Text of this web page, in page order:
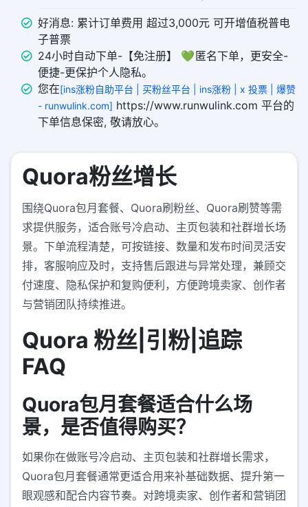
好消息: 累计订单费用 超过3,000元 可开增值税普电
子普票
24小时自动下单-【免注册】 💚 匿名下单，更安全-
便捷-更保护个人隐私。
您在[ins涨粉自助平台 | 买粉丝平台 | ins涨粉 | x 投票 | 爆赞
- runwulink.com] https://www.runwulink.com 平台的
下单信息保密, 敬请放心。
Quora粉丝增长
围绕Quora包月套餐、Quora刷粉丝、Quora刷赞等需
求提供服务，适合账号冷启动、主页包装和社群增长场
景。下单流程清楚，可按链接、数量和发布时间灵活安
排，客服响应及时，支持售后跟进与异常处理，兼顾交
付速度、隐私保护和复购便利，方便跨境卖家、创作者
与营销团队持续推进。
Quora 粉丝|引粉|追踪
FAQ
Quora包月套餐适合什么场
景，是否值得购买？
如果你在做账号冷启动、主页包装和社群增长需求，
Quora包月套餐通常更适合用来补基础数据、提升第一
眼观感和配合内容节奏。对跨境卖家、创作者和营销团